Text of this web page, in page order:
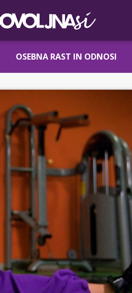
OSEBNA RAST IN ODNOSI